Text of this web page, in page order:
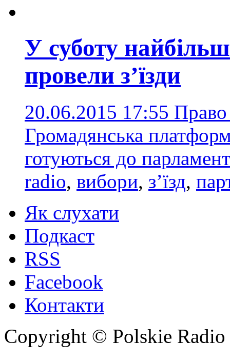
У суботу
провели з’їзди
20.06.2015 17:55 Право
Громадянська
готуються до
radio, вибори, з’їзд,
Як слухати
Подкаст
RSS
Facebook
Контакти
Copyright © Polskie